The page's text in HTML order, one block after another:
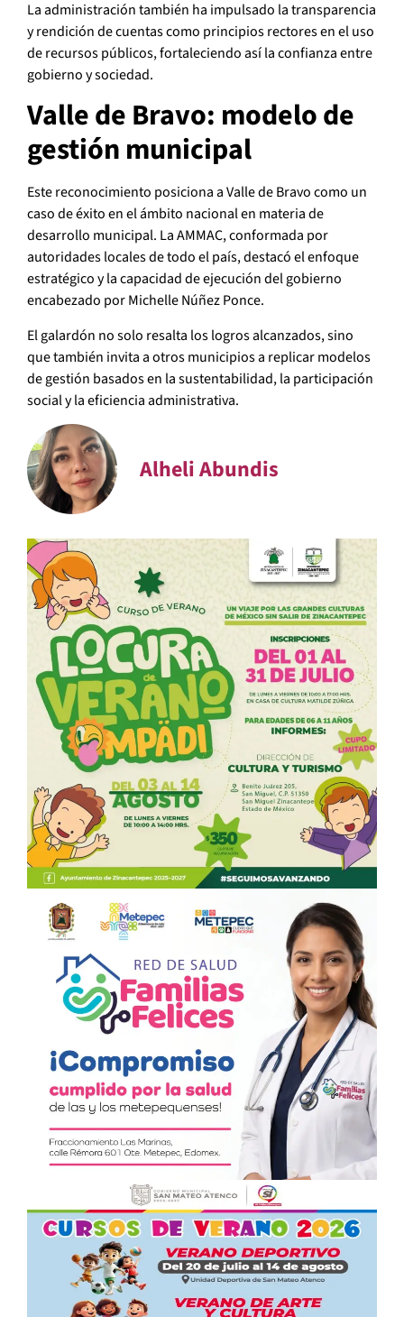
La administración también ha impulsado la transparencia
y rendición de cuentas como principios rectores en el uso
de recursos públicos, fortaleciendo así la confianza entre
gobierno y sociedad.
Valle de Bravo: modelo de
gestión municipal
Este reconocimiento posiciona a Valle de Bravo como un
caso de éxito en el ámbito nacional en materia de
desarrollo municipal. La AMMAC, conformada por
autoridades locales de todo el país, destacó el enfoque
estratégico y la capacidad de ejecución del gobierno
encabezado por Michelle Núñez Ponce.
El galardón no solo resalta los logros alcanzados, sino
que también invita a otros municipios a replicar modelos
de gestión basados en la sustentabilidad, la participación
social y la eficiencia administrativa.
Alheli Abundis